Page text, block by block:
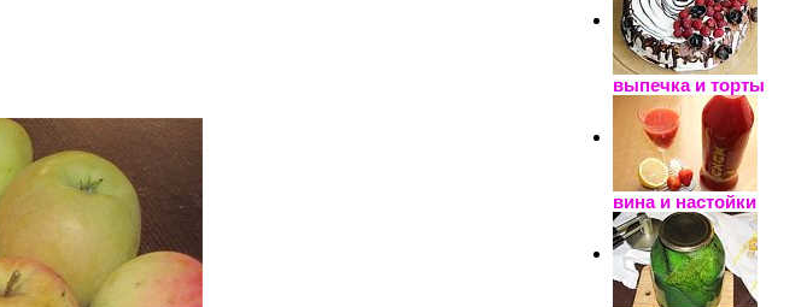
выпечка и торты
вина и настойки